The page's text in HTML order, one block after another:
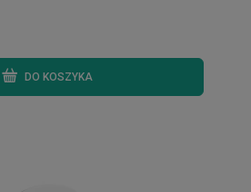
DO KOSZYKA